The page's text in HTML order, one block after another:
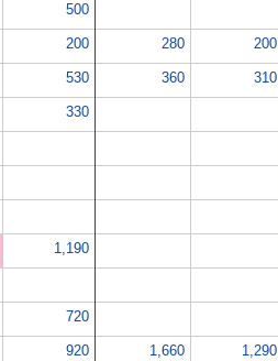
500
200 280 200
530 360 310
330
1,190
720
920 1,660 1,290